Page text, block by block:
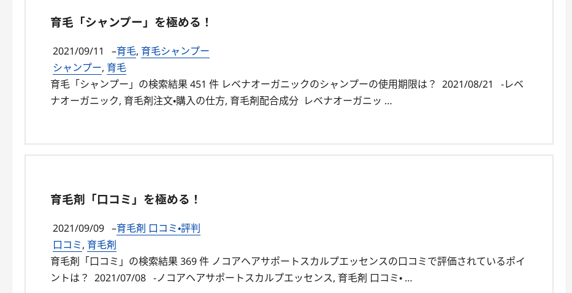
育毛「シャンプー」を極める！
2021/09/11 –育毛, 育毛シャンプー
シャンプー, 育毛
育毛「シャンプー」の検索結果 451 件 レベナオーガニックのシャンプーの使用期限は？ 2021/08/21 -レベ
ナオーガニック, 育毛剤注文・購入の仕方, 育毛剤配合成分 レベナオーガニッ …
育毛剤「口コミ」を極める！
2021/09/09 –育毛剤 口コミ・評判
口コミ, 育毛剤
育毛剤「口コミ」の検索結果 369 件 ノコアヘアサポートスカルプエッセンスの口コミで評価されているポイ
ントは？ 2021/07/08 -ノコアヘアサポートスカルプエッセンス, 育毛剤 口コミ・ …